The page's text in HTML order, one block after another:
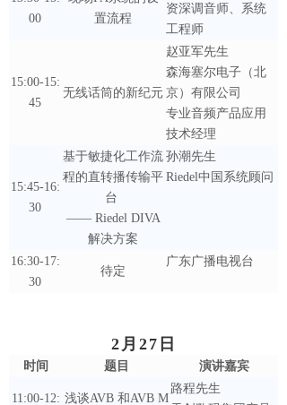
00
置流程
资深调音师、系统
工程师
15:00-15:
45
无线话筒的新纪元
赵亚军先生
森海塞尔电子（北
京）有限公司
专业音频产品应用
技术经理
15:45-16:
30
基于敏捷化工作流
程的直转播传输平
台
—— Riedel DIVA
解决方案
孙潮先生
Riedel中国系统顾问
16:30-17:
30
待定
广东广播电视台
2月27日
时间 题目 演讲嘉宾
11:00-12: 浅谈AVB 和AVB M
路程先生